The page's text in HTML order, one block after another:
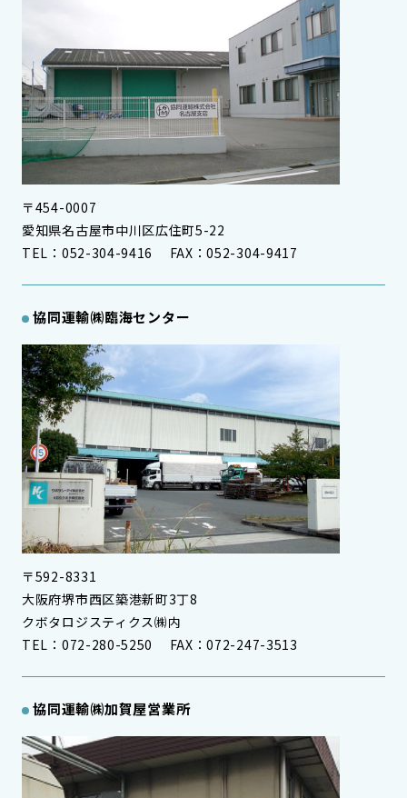
〒454-0007
愛知県名古屋市中川区広住町5-22
TEL：052-304-9416 FAX：052-304-9417
協同運輸㈱臨海センター
〒592-8331
大阪府堺市西区築港新町3丁8
クボタロジスティクス㈱内
TEL：072-280-5250 FAX：072-247-3513
協同運輸㈱加賀屋営業所